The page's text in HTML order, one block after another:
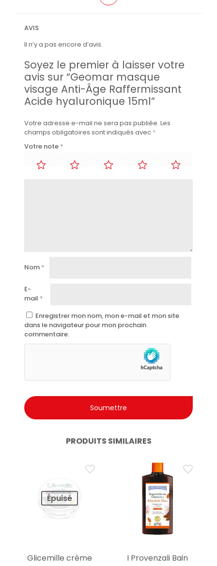
AVIS
Il n’y a pas encore d’avis.
Soyez le premier à laisser votre
avis sur “Geomar masque
visage Anti-Âge Raffermissant
Acide hyaluronique 15ml”
Votre adresse e-mail ne sera pas publiée. Les
champs obligatoires sont indiqués avec *
Votre note *
Nom *
E-
mail *
Enregistrer mon nom, mon e-mail et mon site
dans le navigateur pour mon prochain
commentaire.
PRODUITS SIMILAIRES
Épuisé
Glicemille crème
I Provenzali Bain